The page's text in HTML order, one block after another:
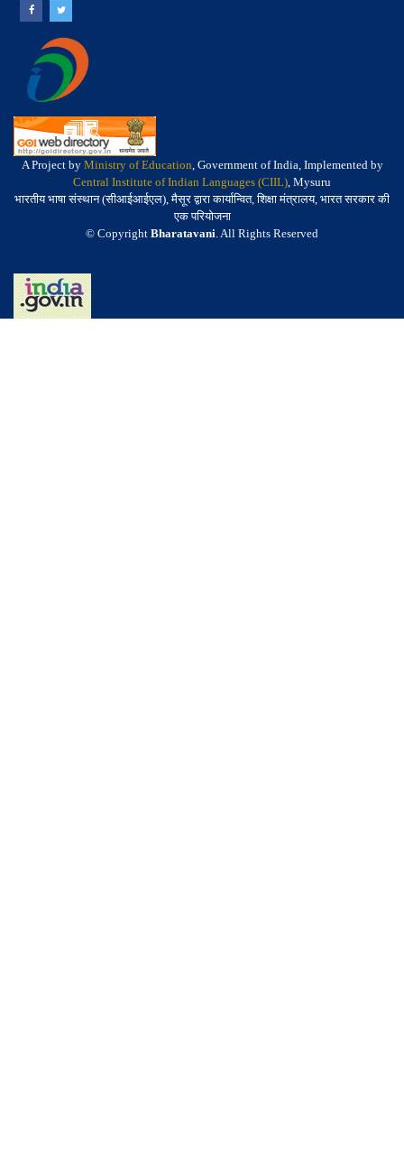
A Project by Ministry of Education, Government of India, Implemented by
Central Institute of Indian Languages (CIIL), Mysuru
भारतीय भाषा संस्थान (सीआईआईएल), मैसूर द्वारा कार्यान्वित, शिक्षा मंत्रालय, भारत सरकार की
एक परियोजना
© Copyright Bharatavani. All Rights Reserved